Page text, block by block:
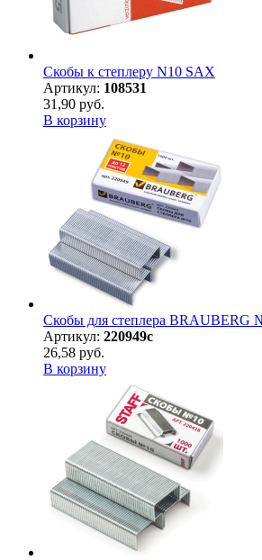
Скобы к степлеру N10 SAX
Артикул: 108531
31,90 руб.
В корзину
Скобы для степлера BRAUBERG
Артикул: 220949с
26,58 руб.
В корзину